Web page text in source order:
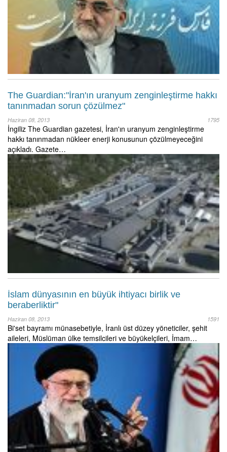
The Guardian:"İran'ın uranyum zenginleştirme hakkı
tanınmadan sorun çözülmez"
Haziran 08, 2013 1795
İngiliz The Guardian gazetesi, İran'ın uranyum zenginleştirme
hakkı tanınmadan nükleer enerji konusunun çözülmeyeceğini
açıkladı. Gazete…
İslam dünyasının en büyük ihtiyacı birlik ve
beraberliktir"
Haziran 08, 2013 1591
Bi'set bayramı münasebetiyle, İranlı üst düzey yöneticiler, şehit
aileleri, Müslüman ülke temsilcileri ve büyükelçileri, İmam…